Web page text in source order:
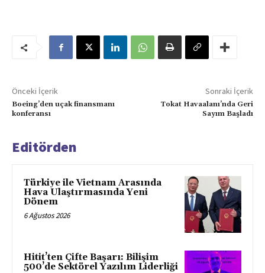
Önceki İçerik
Boeing’den uçak finansmanı
konferansı
Sonraki İçerik
Tokat Havaalanı’nda Geri
Sayım Başladı
Editörden
Türkiye ile Vietnam Arasında
Hava Ulaştırmasında Yeni
Dönem
6 Ağustos 2026
Hitit’ten Çifte Başarı: Bilişim
500’de Sektörel Yazılım Liderliği